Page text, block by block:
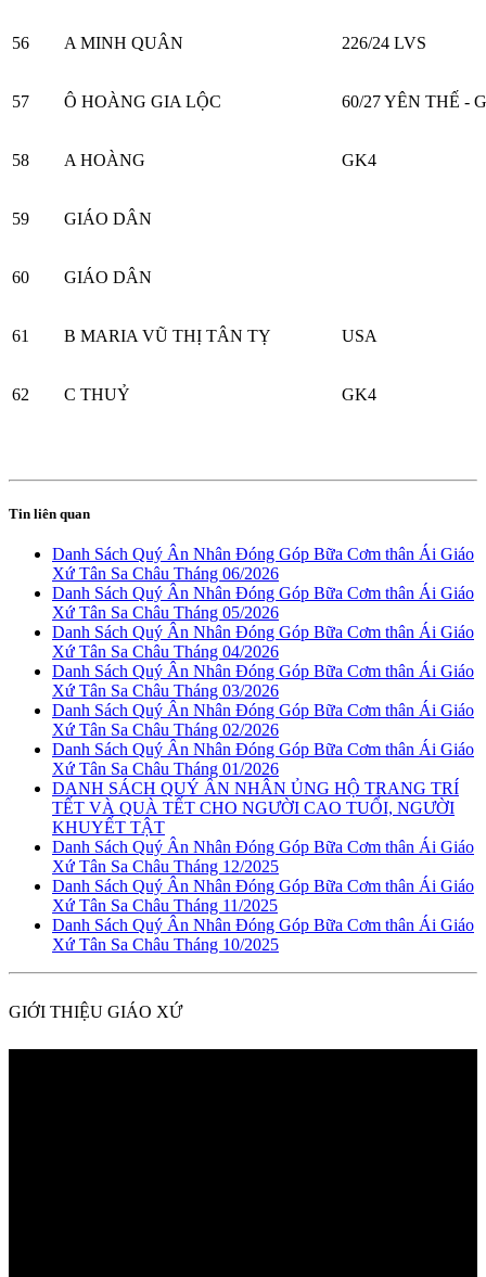
56 A MINH QUÂN 226/24 LVS
57 Ô HOÀNG GIA LỘC 60/27 YÊN THẾ -
58 A HOÀNG GK4
59 GIÁO DÂN
60 GIÁO DÂN
61 B MARIA VŨ THỊ TÂN TỴ USA
62 C THUỶ GK4
Tin liên quan
Danh Sách Quý Ân Nhân Đóng Góp Bữa Cơm thân Ái Giáo
Xứ Tân Sa Châu Tháng 06/2026
Danh Sách Quý Ân Nhân Đóng Góp Bữa Cơm thân Ái Giáo
Xứ Tân Sa Châu Tháng 05/2026
Danh Sách Quý Ân Nhân Đóng Góp Bữa Cơm thân Ái Giáo
Xứ Tân Sa Châu Tháng 04/2026
Danh Sách Quý Ân Nhân Đóng Góp Bữa Cơm thân Ái Giáo
Xứ Tân Sa Châu Tháng 03/2026
Danh Sách Quý Ân Nhân Đóng Góp Bữa Cơm thân Ái Giáo
Xứ Tân Sa Châu Tháng 02/2026
Danh Sách Quý Ân Nhân Đóng Góp Bữa Cơm thân Ái Giáo
Xứ Tân Sa Châu Tháng 01/2026
DANH SÁCH QUÝ ÂN NHÂN ỦNG HỘ TRANG TRÍ
TẾT VÀ QUÀ TẾT CHO NGƯỜI CAO TUỔI, NGƯỜI
KHUYẾT TẬT
Danh Sách Quý Ân Nhân Đóng Góp Bữa Cơm thân Ái Giáo
Xứ Tân Sa Châu Tháng 12/2025
Danh Sách Quý Ân Nhân Đóng Góp Bữa Cơm thân Ái Giáo
Xứ Tân Sa Châu Tháng 11/2025
Danh Sách Quý Ân Nhân Đóng Góp Bữa Cơm thân Ái Giáo
Xứ Tân Sa Châu Tháng 10/2025
GIỚI THIỆU GIÁO XỨ